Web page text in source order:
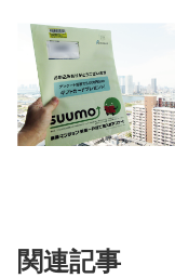
関連記事